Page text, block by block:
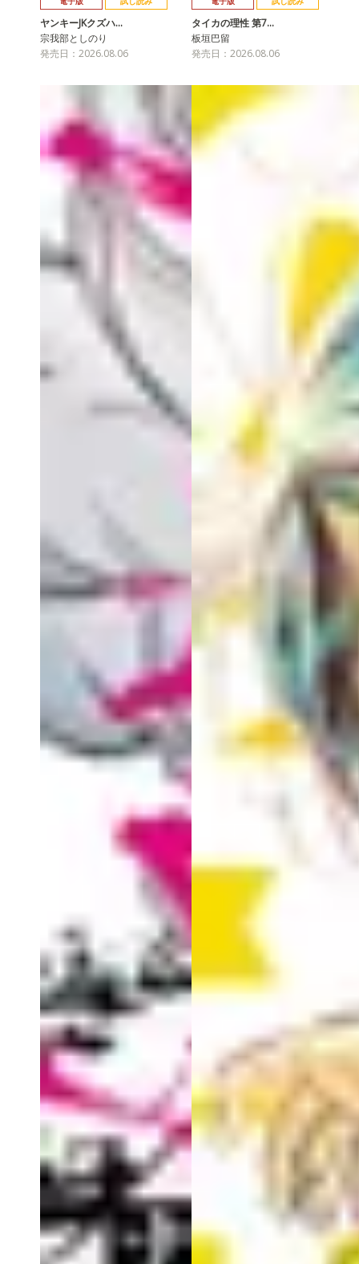
ヤンキーJKクズハ…
宗我部としのり
発売日：2026.08.06
タイカの理性 第7…
板垣巴留
発売日：2026.08.06